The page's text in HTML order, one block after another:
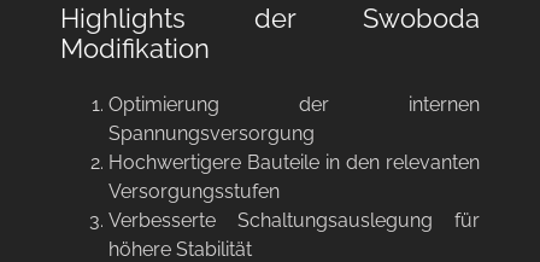
Highlights der Swoboda
Modifikation
Optimierung der internen
Spannungsversorgung
Hochwertigere Bauteile in den relevanten
Versorgungsstufen
Verbesserte Schaltungsauslegung für
höhere Stabilität